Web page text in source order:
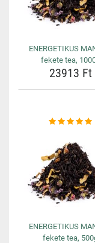
ENERGETIKUS
fekete tea,
23913 Ft
ENERGETIKUS
fekete tea,